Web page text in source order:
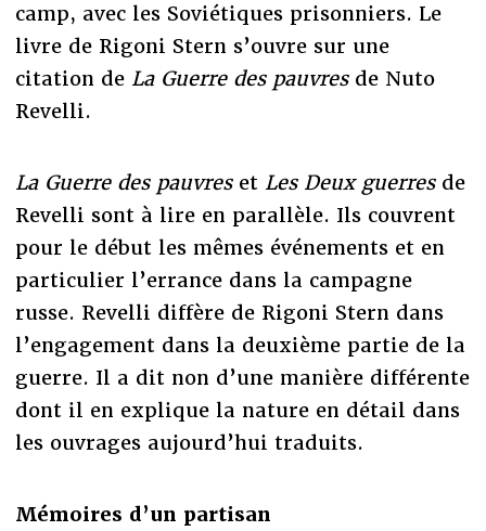
camp, avec les Soviétiques prisonniers. Le
livre de Rigoni Stern s’ouvre sur une
citation de La Guerre des pauvresde Nuto
Revelli.
La Guerre des pauvreset Les Deux guerres de
Revelli sont à lire en parallèle. Ils couvrent
pour le début les mêmes événements et en
particulier l’errance dans la campagne
russe. Revelli diffère de Rigoni Stern dans
l’engagement dans la deuxième partie de la
guerre. Il a dit non d’une manière différente
dont il en explique la nature en détail dans
les ouvrages aujourd’hui traduits.
Mémoires d’un partisan